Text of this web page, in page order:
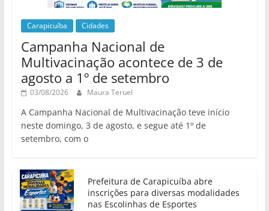
Carapicuíba Cidades
Campanha Nacional de
Multivacinação acontece de 3 de
agosto a 1º de setembro
03/08/2026 Maura Teruel
A Campanha Nacional de Multivacinação teve início
neste domingo, 3 de agosto, e segue até 1º de
setembro, com o
Prefeitura de Carapicuíba abre
inscrições para diversas modalidades
nas Escolinhas de Esportes